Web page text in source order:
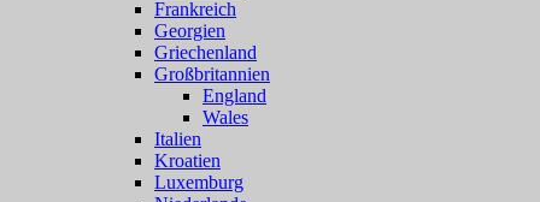
Frankreich
Georgien
Griechenland
Großbritannien
England
Wales
Italien
Kroatien
Luxemburg